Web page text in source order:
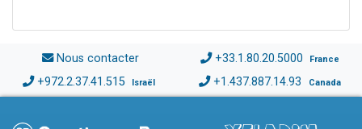
Nous contacter +33.1.80.20.5000 France
+972.2.37.41.515 Israël +1.437.887.14.93 Canada